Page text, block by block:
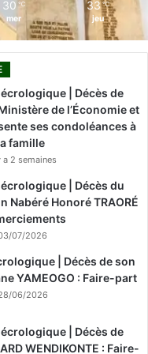
30 ℃
mer
33 ℃
jeu
| Décès de
de l’Économie et
ses condoléances à
famille
a 2 semaines
| Décès du
Nabéré Honoré TRAORÉ
07/2026
| Décès de son
YAMEOGO : Faire-part
06/2026
| Décès de
WENDIKONTE : Faire-